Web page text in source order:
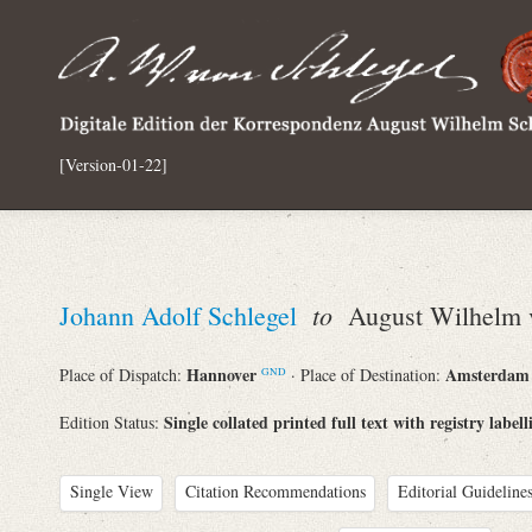
[Version-01-22]
Johann Adolf Schlegel to August Wilhelm
Place of Dispatch: Hannover GND · Place of Destination: Amsterdam
Edition Status: Single collated printed full text with registry
Single View Citation Recommendations Editorial